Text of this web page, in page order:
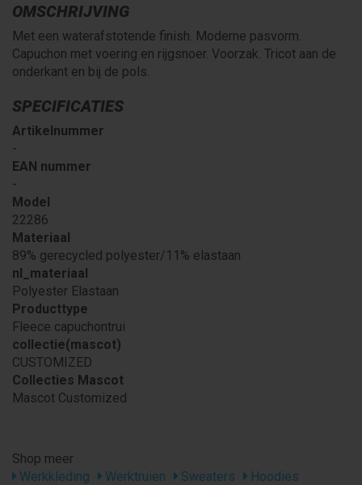
OMSCHRIJVING
Met een waterafstotende finish. Moderne pasvorm.
Capuchon met voering en rijgsnoer. Voorzak. Tricot aan de
onderkant en bij de pols.
SPECIFICATIES
Artikelnummer
-
EAN nummer
-
Model
22286
Materiaal
89% gerecycled polyester/11% elastaan
nl_materiaal
Polyester Elastaan
Producttype
Fleece capuchontrui
collectie(mascot)
CUSTOMIZED
Collecties Mascot
Mascot Customized
Shop meer
Werkkleding
Werktruien Sweaters
Hoodies